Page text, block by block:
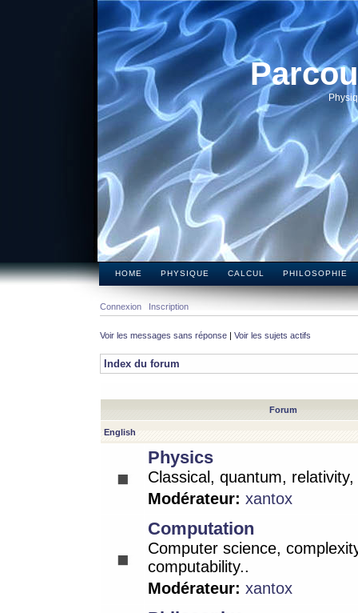
HOME PHYSIQUE CALCUL PHILOSOPHIE
Connexion Inscription
Voir les messages sans réponse | Voir les sujets actifs
Index du forum
Forum
English
Physics
Classical, quantum,
Modérateur: xantox
Computation
Computer science,
computability..
Modérateur: xantox